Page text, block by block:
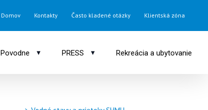
Domov Kontakty Často kladené otázky Klientská zóna
Povodne ▾ PRESS ▾ Rekreácia a ubytovanie